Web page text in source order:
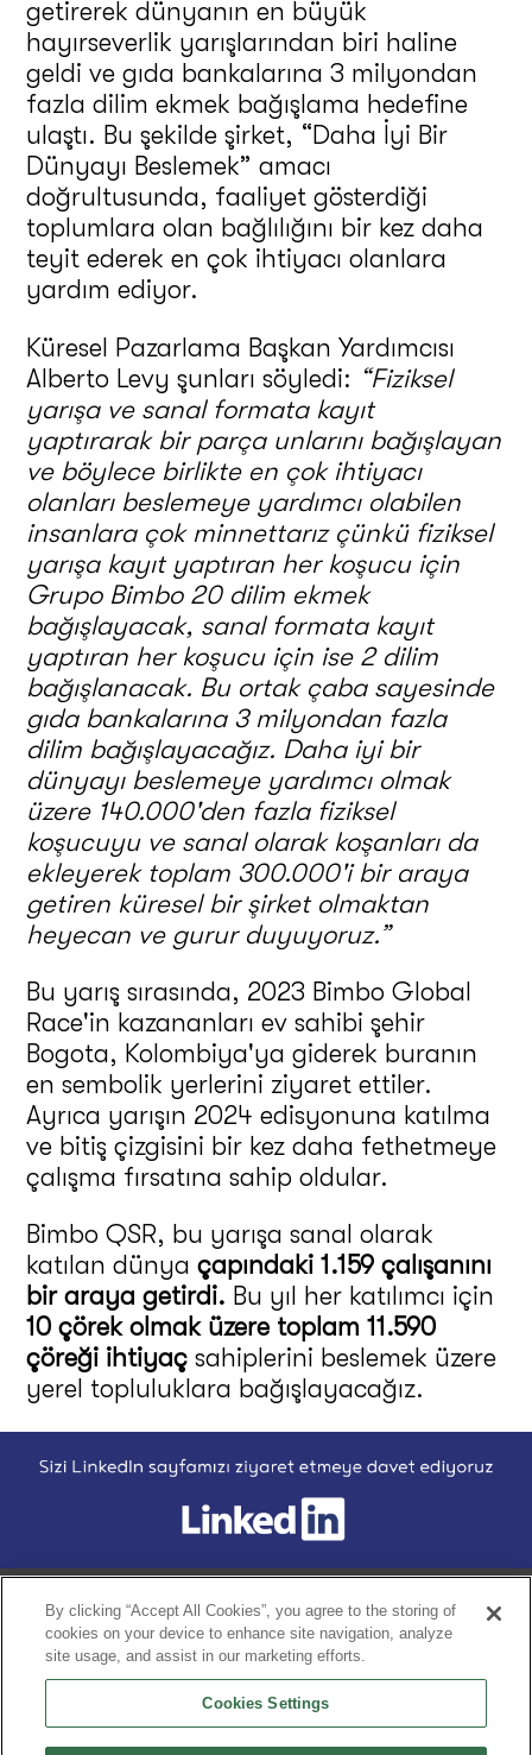
getirerek dünyanın en büyük
hayırseverlik yarışlarından biri haline
geldi ve gıda bankalarına 3 milyondan
fazla dilim ekmek bağışlama hedefine
ulaştı. Bu şekilde şirket, “Daha İyi Bir
Dünyayı Beslemek” amacı
doğrultusunda, faaliyet gösterdiği
toplumlara olan bağlılığını bir kez daha
teyit ederek en çok ihtiyacı olanlara
yardım ediyor.
Küresel Pazarlama Başkan Yardımcısı
Alberto Levy şunları söyledi: “Fiziksel
yarışa ve sanal formata kayıt
yaptırarak bir parça unlarını bağışlayan
ve böylece birlikte en çok ihtiyacı
olanları beslemeye yardımcı olabilen
insanlara çok minnettarız çünkü fiziksel
yarışa kayıt yaptıran her koşucu için
Grupo Bimbo 20 dilim ekmek
bağışlayacak, sanal formata kayıt
yaptıran her koşucu için ise 2 dilim
bağışlanacak. Bu ortak çaba sayesinde
gıda bankalarına 3 milyondan fazla
dilim bağışlayacağız. Daha iyi bir
dünyayı beslemeye yardımcı olmak
üzere 140.000'den fazla fiziksel
koşucuyu ve sanal olarak koşanları da
ekleyerek toplam 300.000'i bir araya
getiren küresel bir şirket olmaktan
heyecan ve gurur duyuyoruz.”
Bu yarış sırasında, 2023 Bimbo Global
Race'in kazananları ev sahibi şehir
Bogota, Kolombiya'ya giderek buranın
en sembolik yerlerini ziyaret ettiler.
Ayrıca yarışın 2024 edisyonuna katılma
ve bitiş çizgisini bir kez daha fethetmeye
çalışma fırsatına sahip oldular.
Bimbo QSR, bu yarışa sanal olarak
katılan dünyaçapındaki 1.159 çalışanını
bir araya getirdi. Bu yıl her katılımcı için
10 çörek olmak üzere toplam 11.590
çöreği ihtiyaçsahiplerini beslemek üzere
yerel topluluklara bağışlayacağız.
Footer
HomeHİKAYEMİZÜRÜNLERİMİZBQ FARKIDAHA İYİ BİR
Hüküm ve koşullar
By clicking “Accept All Cookies”, you agree to the storing of
cookies on your device to enhance site navigation, analyze
site usage, and assist in our marketing efforts.
Cookies Settings